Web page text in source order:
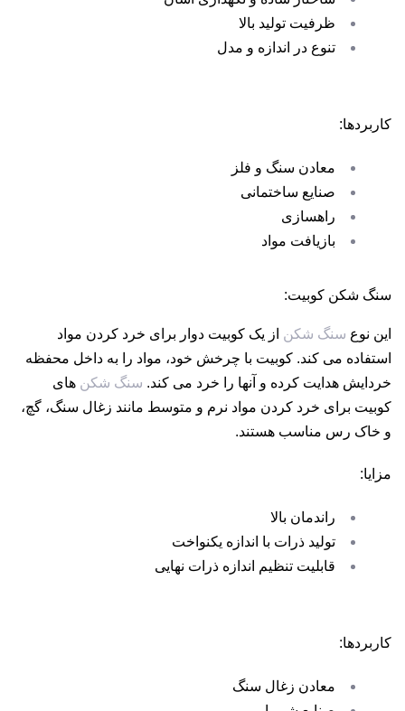
ظرفیت تولید بالا
تنوع در اندازه و مدل
کاربردها:
معادن سنگ و فلز
صنایع ساختمانی
راهسازی
بازیافت مواد
سنگ شکن کوبیت:
این نوع سنگ شکن از یک کوبیت دوار برای خرد کردن مواد
استفاده می کند. کوبیت با چرخش خود، مواد را به داخل محفظه
خردایش هدایت کرده و آنها را خرد می کند. سنگ شکن های
کوبیت برای خرد کردن مواد نرم و متوسط مانند زغال سنگ، گچ،
و خاک رس مناسب هستند.
مزایا:
راندمان بالا
تولید ذرات با اندازه یکنواخت
قابلیت تنظیم اندازه ذرات نهایی
کاربردها:
معادن زغال سنگ